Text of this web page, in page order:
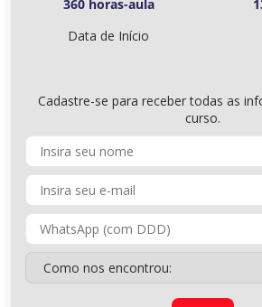
360 horas-aula
Data de Início
Cadastre-se para receber todas as
curso.